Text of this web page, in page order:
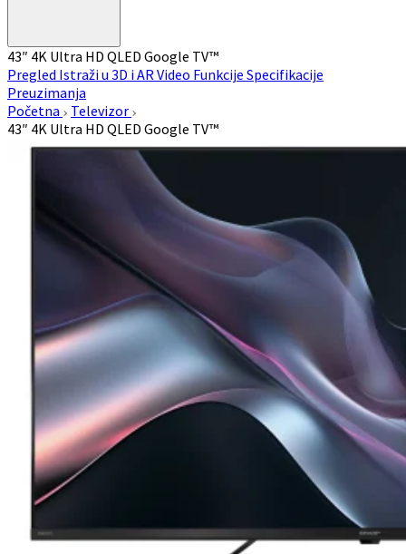
43″ 4K Ultra HD QLED Google TV™
Pregled Istraži u 3D i ARVideo Funkcije Specifikacije
Preuzimanja
Početna
Televizor
43″ 4K Ultra HD QLED Google TV™